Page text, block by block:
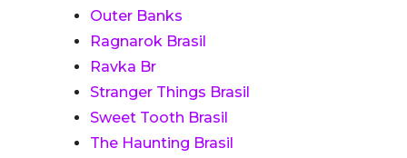
Outer Banks
Ragnarok Brasil
Ravka Br
Stranger Things Brasil
Sweet Tooth Brasil
The Haunting Brasil